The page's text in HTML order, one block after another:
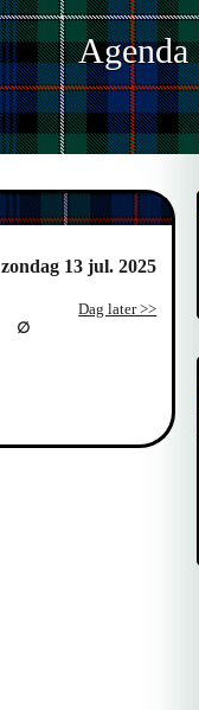
Agenda
zondag 13 jul. 2025
Dag later >>